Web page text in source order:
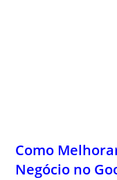
Como
Negócio no